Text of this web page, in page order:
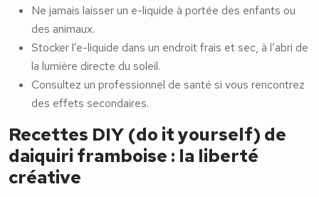
Ne jamais laisser un e-liquide à portée des enfants ou
des animaux.
Stocker l’e-liquide dans un endroit frais et sec, à l’abri de
la lumière directe du soleil.
Consultez un professionnel de santé si vous rencontrez
des effets secondaires.
Recettes DIY (do it yourself) de
daiquiri framboise : la liberté
créative